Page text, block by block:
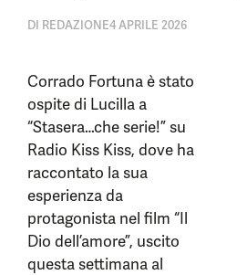
DI REDAZIONE4 APRILE 2026
Corrado Fortuna è stato
ospite di Lucilla a
“Stasera…che serie!” su
Radio Kiss Kiss, dove ha
raccontato la sua
esperienza da
protagonista nel film “Il
Dio dell’amore”, uscito
questa settimana al